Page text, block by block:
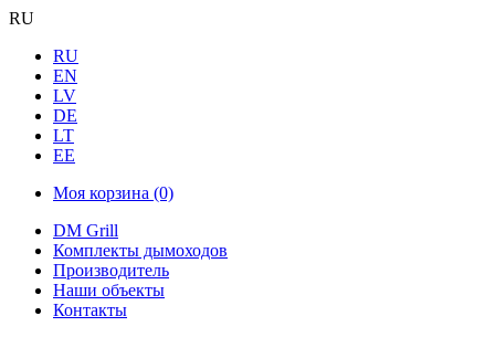
RU
RU
EN
LV
DE
LT
EE
Моя корзина (0)
DM Grill
Комплекты дымоходов
Производитель
Наши объекты
Контакты